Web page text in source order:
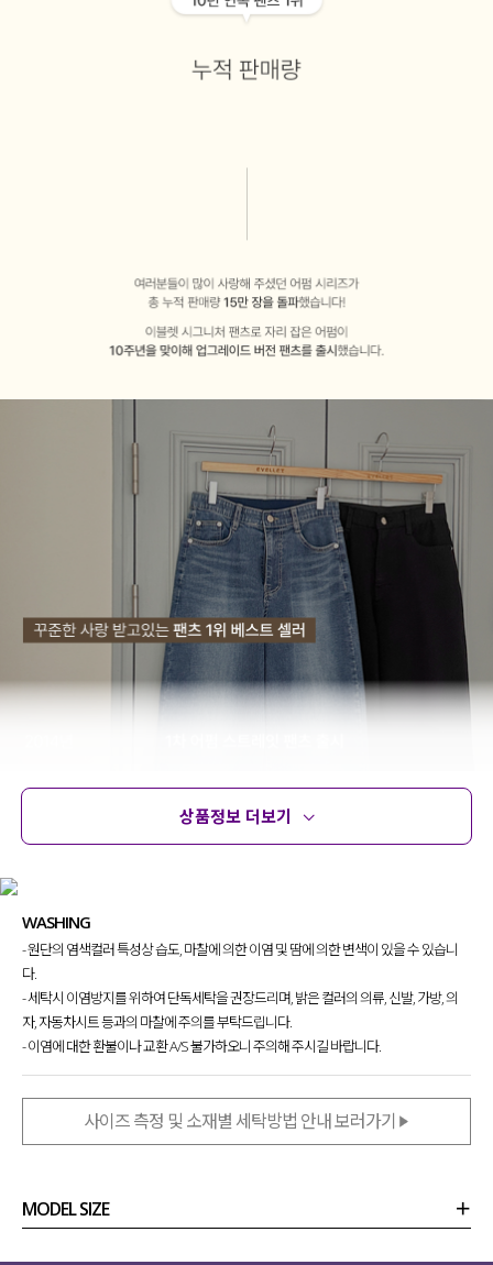
상품정보 더보기
WASHING
- 원단의 염색컬러 특성상 습도, 마찰에 의한 이염 및 땀에 의한 변색이 있을 수 있습니
다.
- 세탁시 이염방지를 위하여 단독세탁을 권장드리며, 밝은 컬러의 의류, 신발, 가방, 의
자, 자동차시트 등과의 마찰에 주의를 부탁드립니다.
- 이염에 대한 환불이나 교환 A/S 불가하오니 주의해 주시길 바랍니다.
사이즈 측정 및 소재별 세탁방법 안내 보러가기
MODEL SIZE